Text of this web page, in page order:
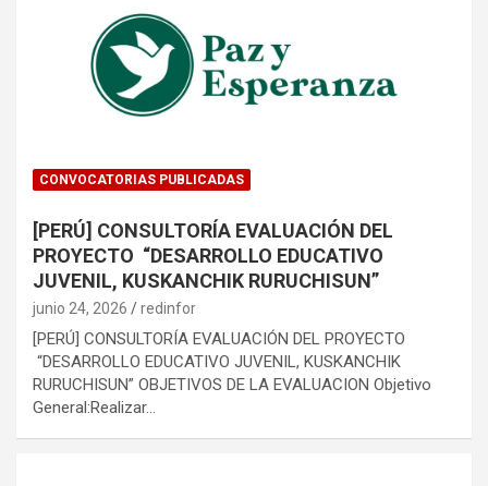
CONVOCATORIAS PUBLICADAS
[PERÚ] CONSULTORÍA EVALUACIÓN DEL
PROYECTO “DESARROLLO EDUCATIVO
JUVENIL, KUSKANCHIK RURUCHISUN”
junio 24, 2026 redinfor
[PERÚ] CONSULTORÍA EVALUACIÓN DEL PROYECTO
“DESARROLLO EDUCATIVO JUVENIL, KUSKANCHIK
RURUCHISUN” OBJETIVOS DE LA EVALUACION Objetivo
General:Realizar…